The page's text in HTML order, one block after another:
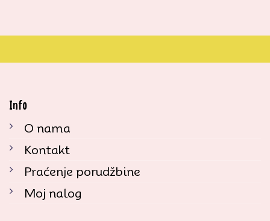
Info
O nama
Kontakt
Praćenje porudžbine
Moj nalog